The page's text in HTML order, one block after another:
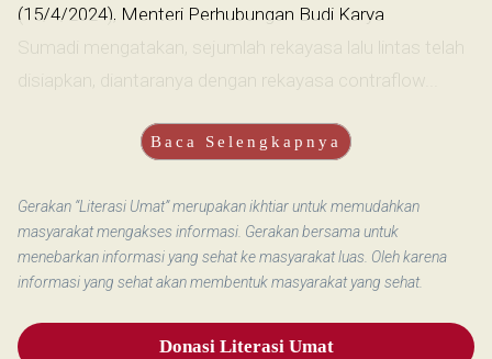
(15/4/2024), Menteri Perhubungan Budi Karya
Sumadi mengatakan, sejumlah rekayasa lalu lintas telah
disiapkan, diantaranya dengan rekayasa contraflow...
Baca Selengkapnya
Gerakan “Literasi Umat” merupakan ikhtiar untuk memudahkan
masyarakat mengakses informasi. Gerakan bersama untuk
menebarkan informasi yang sehat ke masyarakat luas. Oleh karena
informasi yang sehat akan membentuk masyarakat yang sehat.
Donasi Literasi Umat